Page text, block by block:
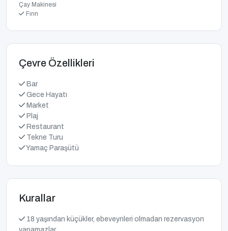
Çay Makinesi
Fırın
Çevre Özellikleri
Bar
Gece Hayatı
Market
Plaj
Restaurant
Tekne Turu
Yamaç Paraşütü
Kurallar
18 yaşından küçükler, ebeveynleri olmadan rezervasyon